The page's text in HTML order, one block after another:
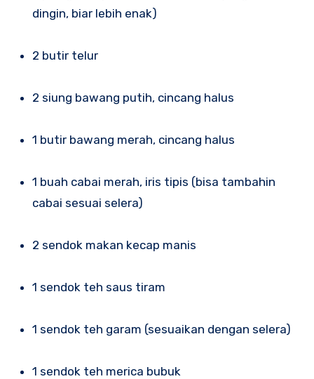
dingin, biar lebih enak)
2 butir telur
2 siung bawang putih, cincang halus
1 butir bawang merah, cincang halus
1 buah cabai merah, iris tipis (bisa tambahin
cabai sesuai selera)
2 sendok makan kecap manis
1 sendok teh saus tiram
1 sendok teh garam (sesuaikan dengan selera)
1 sendok teh merica bubuk